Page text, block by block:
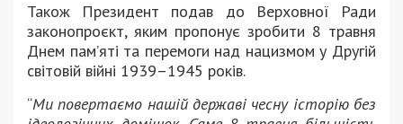
Також Президент подав до Верховної Ради
законопроєкт, яким пропонує зробити 8 травня
Днем памʼяті та перемоги над нацизмом у Другій
світовій війні 1939–1945 років.
“Ми повертаємо нашій державі чесну історію без